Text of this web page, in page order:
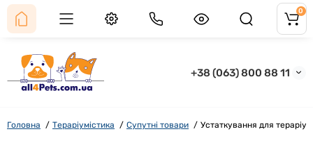
+38 (063) 800 88 11
0
Головна Тераріумістика Супутні товари Устаткування для